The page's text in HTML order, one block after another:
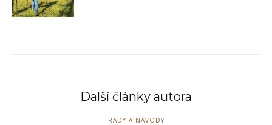
Další články autora
RADY A NÁVODY